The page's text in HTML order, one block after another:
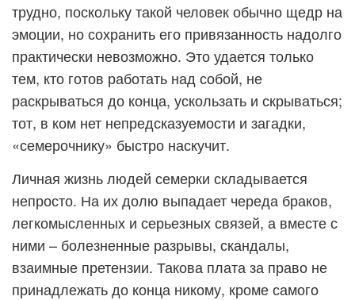
трудно, поскольку такой человек обычно щедр на
эмоции, но сохранить его привязанность надолго
практически невозможно. Это удается только
тем, кто готов работать над собой, не
раскрываться до конца, ускользать и скрываться;
тот, в ком нет непредсказуемости и загадки,
«семерочнику» быстро наскучит.
Личная жизнь людей семерки складывается
непросто. На их долю выпадает череда браков,
легкомысленных и серьезных связей, а вместе с
ними – болезненные разрывы, скандалы,
взаимные претензии. Такова плата за право не
принадлежать до конца никому, кроме самого